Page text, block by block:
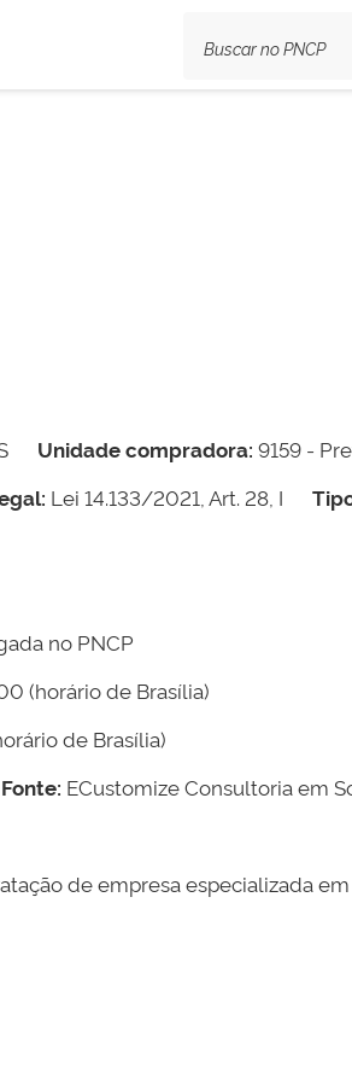
Unidade compradora: 9159 -
Lei 14.133/2021, Art. 28, I
no PNCP
(horário de Brasília)
de Brasília)
Fonte: ECustomize Consultoria em
de empresa especializada